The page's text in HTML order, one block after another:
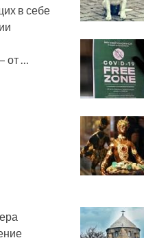
в себе
от …